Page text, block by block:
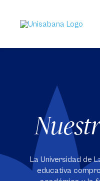
contenido
principal
La Universidad de
educativa